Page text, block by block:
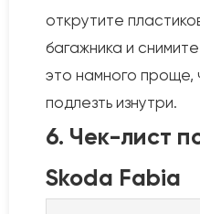
открутите
багажника и
это намного проще,
подлезть изнутри.
6. Чек-лист
Skoda Fabia